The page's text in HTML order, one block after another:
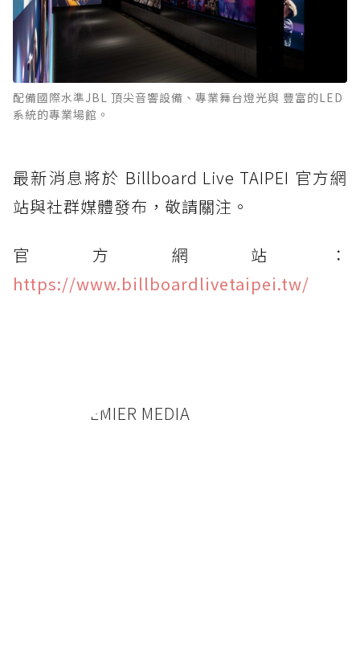
配備國際水準JBL 頂尖音響設備、專業舞台燈光與 豐富的LED
系統的專業場館。
最新消息將於 Billboard Live TAIPEI 官方網
站與社群媒體發布，敬請關注。
官方網站：
https://www.billboardlivetaipei.tw/